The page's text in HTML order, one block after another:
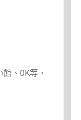
、0K等，